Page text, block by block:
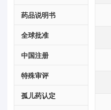
药品说明书
全球批准
中国注册
特殊审评
孤儿药认定